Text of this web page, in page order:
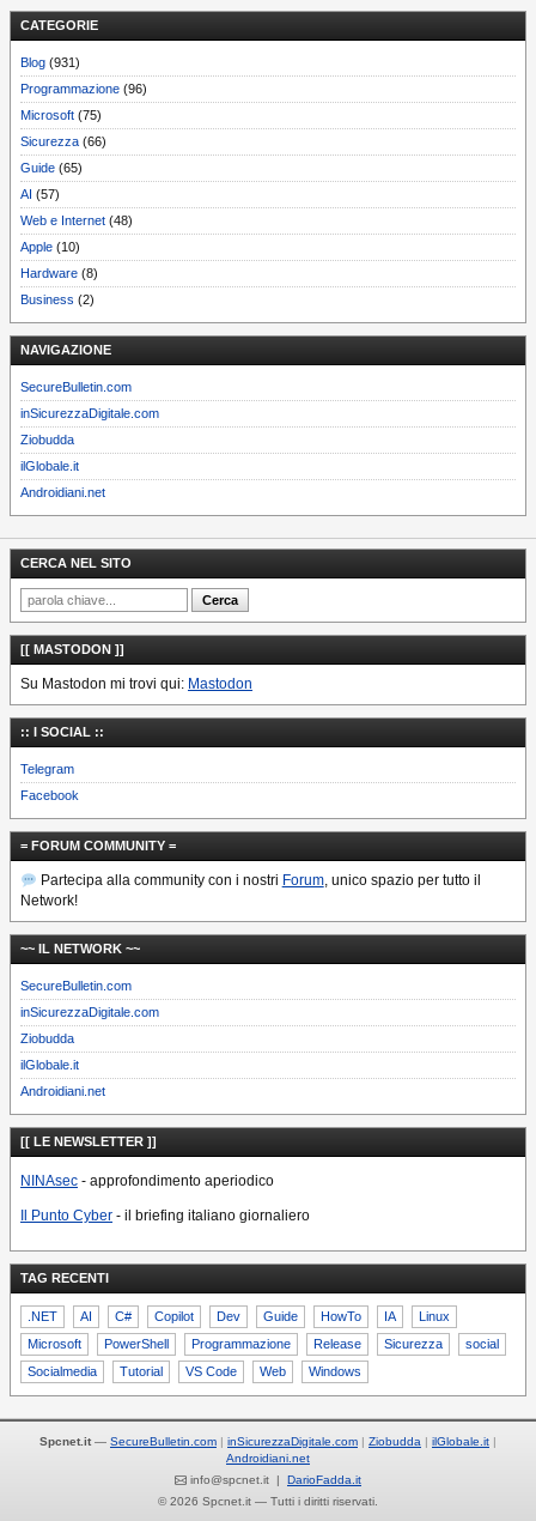
CATEGORIE
Blog (931)
Programmazione (96)
Microsoft (75)
Sicurezza (66)
Guide (65)
AI (57)
Web e Internet (48)
Apple (10)
Hardware (8)
Business (2)
NAVIGAZIONE
SecureBulletin.com
inSicurezzaDigitale.com
Ziobudda
ilGlobale.it
Androidiani.net
CERCA NEL SITO
[[ MASTODON ]]
Su Mastodon mi trovi qui: Mastodon
:: I SOCIAL ::
Telegram
Facebook
= FORUM COMMUNITY =
Partecipa alla community con i nostri Forum, unico spazio per tutto il
Network!
~~ IL NETWORK ~~
SecureBulletin.com
inSicurezzaDigitale.com
Ziobudda
ilGlobale.it
Androidiani.net
[[ LE NEWSLETTER ]]
NINAsec - approfondimento aperiodico
Il Punto Cyber - il briefing italiano giornaliero
TAG RECENTI
.NET AI C# Copilot Dev Guide HowTo IA
Linux
Microsoft
PowerShell Programmazione Release Sicurezza
social
Socialmedia
Tutorial VS Code Web Windows
Spcnet.it— SecureBulletin.com inSicurezzaDigitale.com Ziobudda
ilGlobale.it
Androidiani.net
info@spcnet.it | DarioFadda.it
© 2026 Spcnet.it — Tutti i diritti riservati.